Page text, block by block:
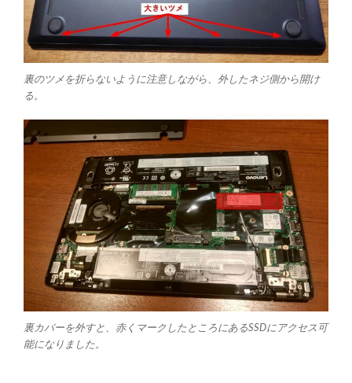
裏のツメを折らないように注意しながら、外したネジ側から開け
る。
裏カバーを外すと、赤くマークしたところにあるSSDにアクセス可
能になりました。